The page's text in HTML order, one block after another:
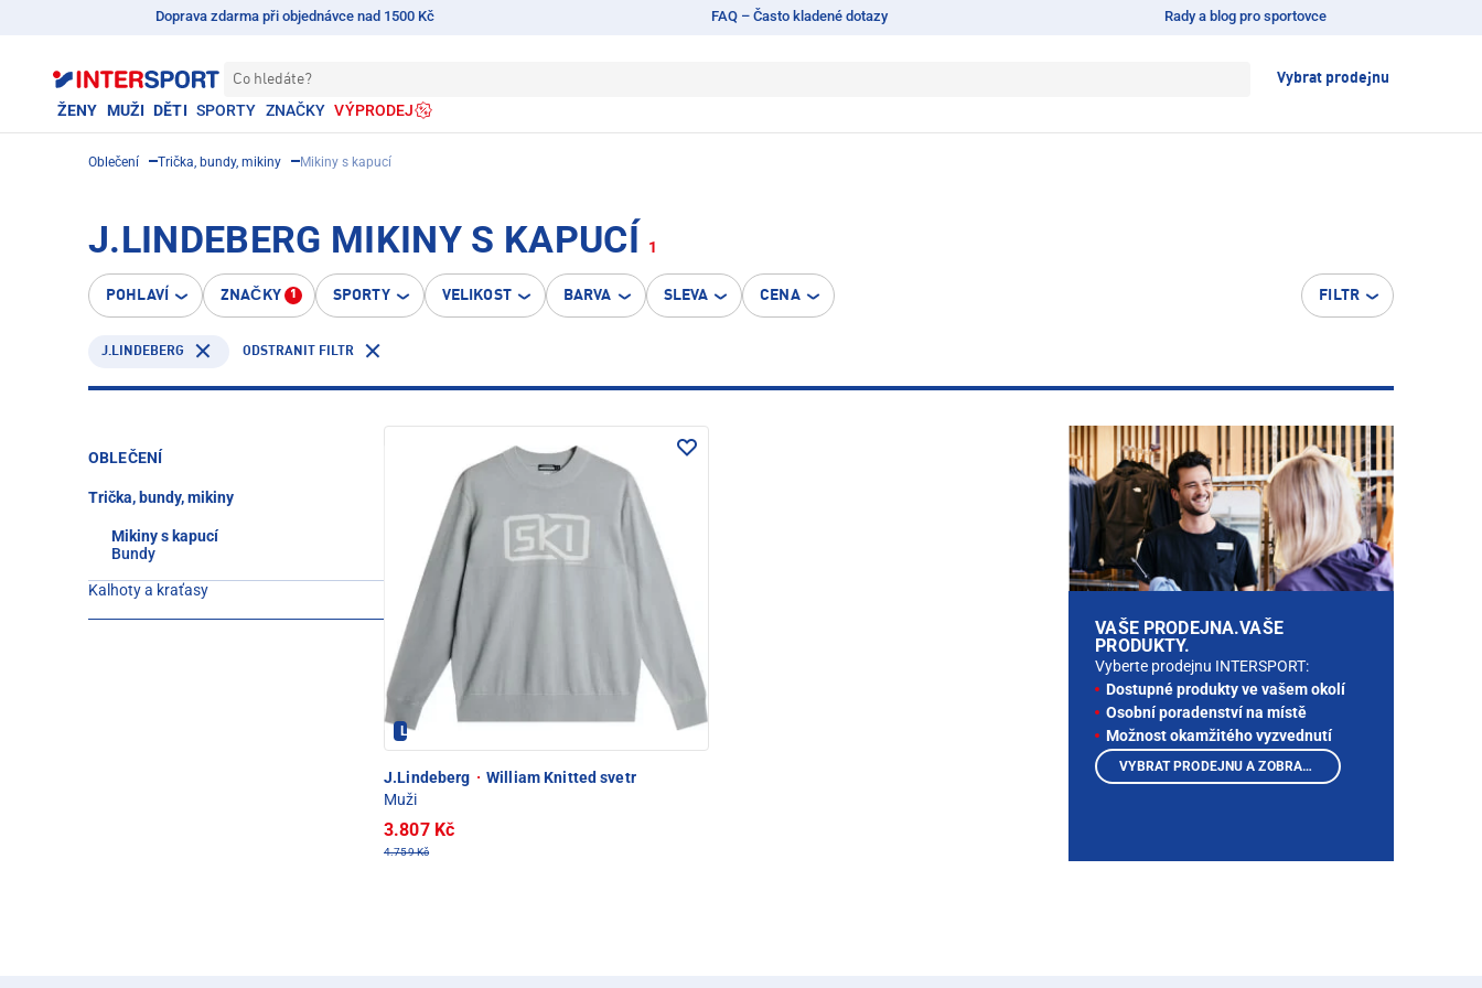
Doprava zdarma při objednávce nad 1500 Kč FAQ – Často kladené dotazy Rady a blog pro sportovce
Co hledáte? Vybrat prodejnu
ŽENY MUŽI DĚTI SPORTY ZNAČKY VÝPRODEJ
Oblečení Trička, bundy, mikiny Mikiny s kapucí
J.LINDEBERG MIKINY S KAPUCÍ 1
POHLAVÍ ZNAČKY 1 SPORTY VELIKOST BARVA SLEVA CENA FILTR
J.LINDEBERG ODSTRANIT FILTR
OBLEČENÍ
Trička, bundy, mikiny
Mikiny s kapucí
Bundy
Kalhoty a kraťasy
LINDEBERG - PEC POD SNĚŽKOU
J.Lindeberg · William Knitted svetr
Muži
3.807 Kč
4.759 Kč
VAŠE PRODEJNA.VAŠE
PRODUKTY.
Vyberte prodejnu INTERSPORT:
Dostupné produkty ve vašem okolí
Osobní poradenství na místě
Možnost okamžitého vyzvednutí
VYBRAT PRODEJNU A ZOBRAZIT PRODUKTY